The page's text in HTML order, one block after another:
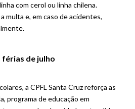
com cerol ou linha chilena.
multa e, em caso de acidentes,
férias de julho
a CPFL Santa Cruz reforça as
programa de educação em